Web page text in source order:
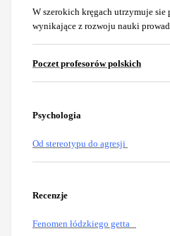
W szerokich kręgach utrzymuje sie
wynikające z rozwoju nauki
Poczet profesorów polskich
Psychologia
Od stereotypu do agresji
Recenzje
Fenomen łódzkiego getta